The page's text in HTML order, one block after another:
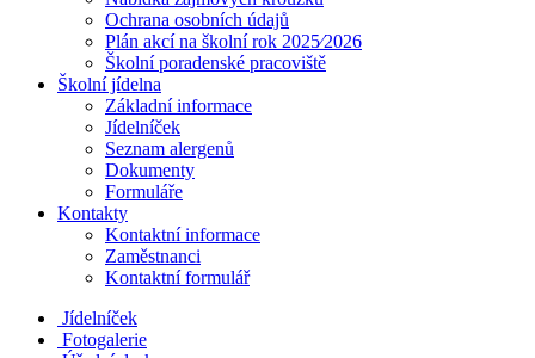
Ochrana osobních údajů
Plán akcí na školní rok 2025⁄2026
Školní poradenské pracoviště
Školní jídelna
Základní informace
Jídelníček
Seznam alergenů
Dokumenty
Formuláře
Kontakty
Kontaktní informace
Zaměstnanci
Kontaktní formulář
Jídelníček
Fotogalerie